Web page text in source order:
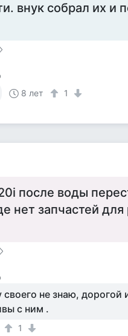
внук собрал их и
8 лет
1
после воды
нет запчастей
своего не знаю,
с ним .
1